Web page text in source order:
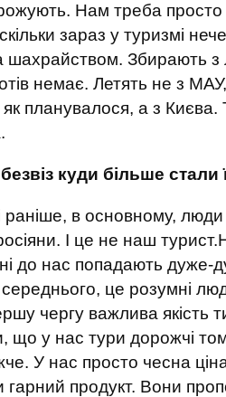
Нам треба
зараз у туризмі
шахрайством. Збирають з
немає. Летять не з
планувалося, а з Києва.
куди більше стали
в основному, люди
І це не наш
до нас попадають дуже-
це розумні
чергу важлива якість
що у нас тури дорожчі
У нас просто чесна
продукт. Вони